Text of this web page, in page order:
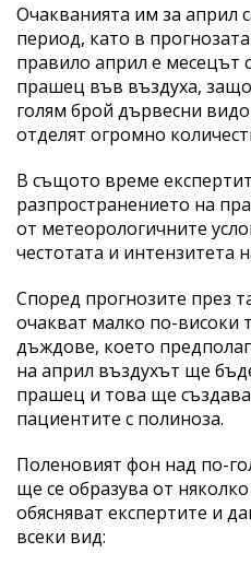
Очакванията им за април
период, като в
правило април е месецът
прашец във въздуха,
голям брой дървесни
отделят огромно
В същото време
разпространението на
от метеорологичните
честотата и интензитета
Според прогнозите през
очакват малко по-високи
дъждове, което
на април въздухът ще
прашец и това ще
пациентите с полиноза.
Поленовият фон над по-
ще се образува от
обясняват експертите и
всеки вид: